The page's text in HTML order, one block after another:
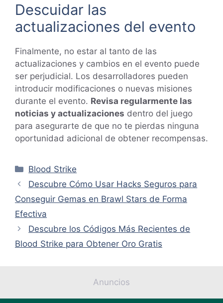
Descuidar las
actualizaciones del evento
Finalmente, no estar al tanto de las
actualizaciones y cambios en el evento puede
ser perjudicial. Los desarrolladores pueden
introducir modificaciones o nuevas misiones
durante el evento. Revisa regularmente las
noticias y actualizaciones dentro del juego
para asegurarte de que no te pierdas ninguna
oportunidad adicional de obtener recompensas.
Categorías
Blood Strike
Descubre Cómo Usar Hacks Seguros para
Conseguir Gemas en Brawl Stars de Forma
Efectiva
Descubre los Códigos Más Recientes de
Blood Strike para Obtener Oro Gratis
Anuncios